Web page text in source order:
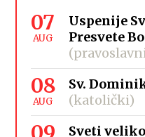
07
AUG
Uspenije
Presvete
08
AUG
Sv.
(katolički)
Sveti